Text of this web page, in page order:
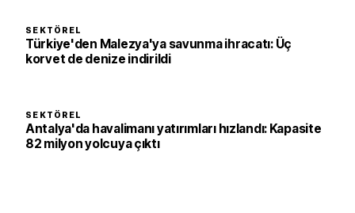
SEKTÖREL
Türkiye'den Malezya'ya savunma ihracatı: Üç
korvet de denize indirildi
SEKTÖREL
Antalya'da havalimanı yatırımları hızlandı: Kapasite
82 milyon yolcuya çıktı